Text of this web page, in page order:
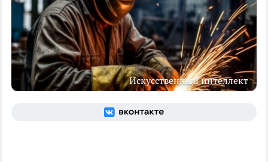
Искусственный интеллект